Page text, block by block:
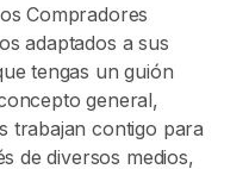
Compradores
adaptados a sus
tengas un guión
general,
trabajan contigo para
de diversos medios,